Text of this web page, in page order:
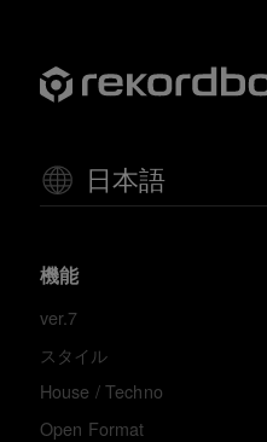
日本語
機能
ver.7
スタイル
House / Techno
Open Format